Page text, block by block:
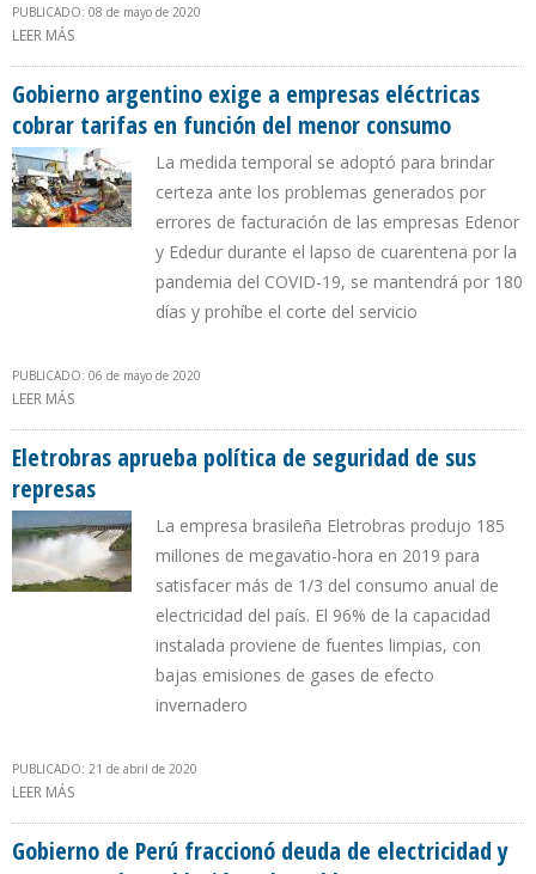
PUBLICADO: 08 de mayo de 2020
LEER MÁS
Gobierno argentino exige a empresas eléctricas
cobrar tarifas en función del menor consumo
La medida temporal se adoptó para brindar
certeza ante los problemas generados por
errores de facturación de las empresas Edenor
y Ededur durante el lapso de cuarentena por la
pandemia del COVID-19, se mantendrá por 180
días y prohíbe el corte del servicio
PUBLICADO: 06 de mayo de 2020
LEER MÁS
Eletrobras aprueba política de seguridad de sus
represas
La empresa brasileña Eletrobras produjo 185
millones de megavatio-hora en 2019 para
satisfacer más de 1/3 del consumo anual de
electricidad del país. El 96% de la capacidad
instalada proviene de fuentes limpias, con
bajas emisiones de gases de efecto
invernadero
PUBLICADO: 21 de abril de 2020
LEER MÁS
Gobierno de Perú fraccionó deuda de electricidad y